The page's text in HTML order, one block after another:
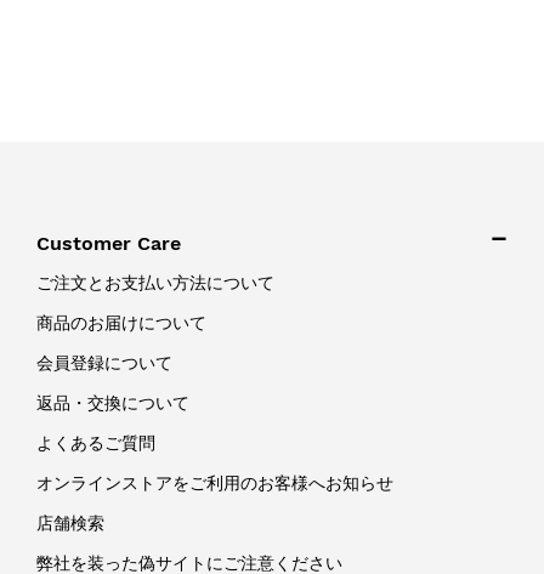
Customer Care
ご注文とお支払い方法について
商品のお届けについて
会員登録について
返品・交換について
よくあるご質問
オンラインストアをご利用のお客様へお知らせ
店舗検索
弊社を装った偽サイトにご注意ください